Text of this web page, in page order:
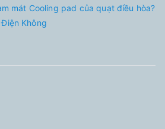
mát Cooling pad của quạt điều hòa?
Không